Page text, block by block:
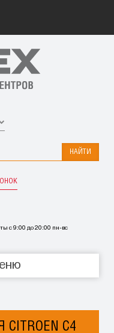
НАЙТИ
с 9:00 до 20:00 пн-вс
C4